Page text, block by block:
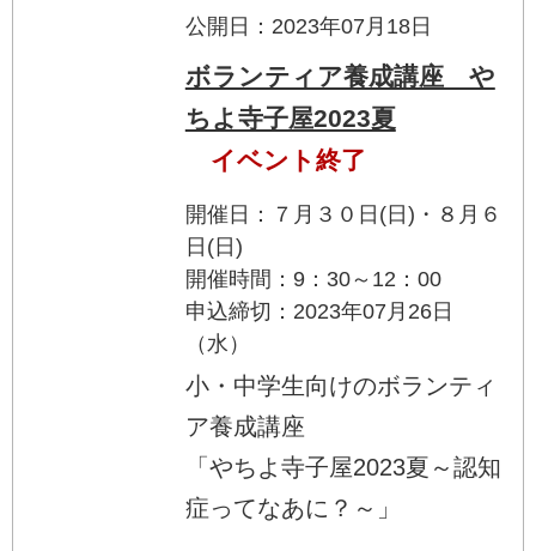
公開日：2023年07月18日
ボランティア養成講座 や
ちよ寺子屋2023夏
イベント終了
開催日：７月３０日(日)・８月６
日(日)
開催時間：9：30～12：00
申込締切：2023年07月26日
（水）
小・中学生向けのボランティ
ア養成講座
「やちよ寺子屋2023夏～認知
症ってなあに？～」